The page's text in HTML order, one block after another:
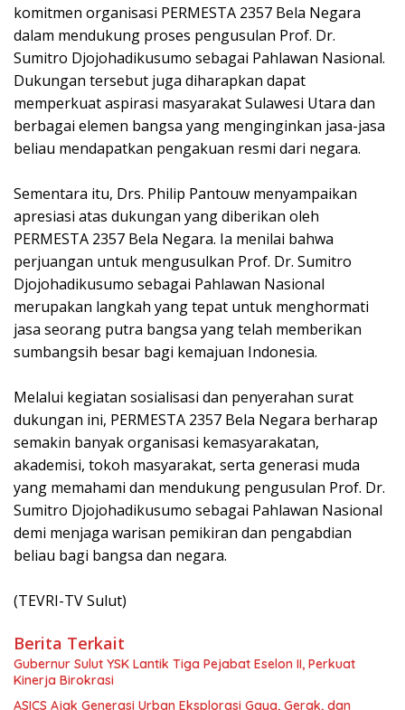
komitmen organisasi PERMESTA 2357 Bela Negara
dalam mendukung proses pengusulan Prof. Dr.
Sumitro Djojohadikusumo sebagai Pahlawan Nasional.
Dukungan tersebut juga diharapkan dapat
memperkuat aspirasi masyarakat Sulawesi Utara dan
berbagai elemen bangsa yang menginginkan jasa-jasa
beliau mendapatkan pengakuan resmi dari negara.
‎Sementara itu, Drs. Philip Pantouw menyampaikan
apresiasi atas dukungan yang diberikan oleh
PERMESTA 2357 Bela Negara. Ia menilai bahwa
perjuangan untuk mengusulkan Prof. Dr. Sumitro
Djojohadikusumo sebagai Pahlawan Nasional
merupakan langkah yang tepat untuk menghormati
jasa seorang putra bangsa yang telah memberikan
sumbangsih besar bagi kemajuan Indonesia.
‎Melalui kegiatan sosialisasi dan penyerahan surat
dukungan ini, PERMESTA 2357 Bela Negara berharap
semakin banyak organisasi kemasyarakatan,
akademisi, tokoh masyarakat, serta generasi muda
yang memahami dan mendukung pengusulan Prof. Dr.
Sumitro Djojohadikusumo sebagai Pahlawan Nasional
demi menjaga warisan pemikiran dan pengabdian
beliau bagi bangsa dan negara.
‎(TEVRI-TV Sulut)
Berita Terkait
Gubernur Sulut YSK Lantik Tiga Pejabat Eselon II, Perkuat
Kinerja Birokrasi
ASICS Ajak Generasi Urban Eksplorasi Gaya, Gerak, dan